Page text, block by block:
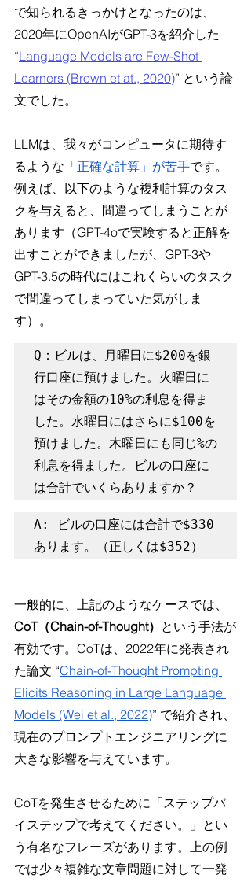
で知られるきっかけとなったのは、
2020年にOpenAIがGPT-3を紹介した
“Language Models are Few-Shot
Learners (Brown et at., 2020)” という論
文でした。
LLMは、我々がコンピュータに期待す
るような 「正確な計算」が苦手です。
例えば、以下のような複利計算のタス
クを与えると、間違ってしまうことが
あります（GPT-4oで実験すると正解を
出すことができましたが、GPT-3や
GPT-3.5の時代にはこれくらいのタスク
で間違ってしまっていた気がしま
す）。
Q：ビルは、月曜日に$200を銀
行口座に預けました。火曜日に
はその金額の10%の利息を得ま
した。水曜日にはさらに$100を
預けました。木曜日にも同じ%の
利息を得ました。ビルの口座に
は合計でいくらありますか？
A: ビルの口座には合計で$330
あります。（正しくは$352）
一般的に、上記のようなケースでは、
CoT（Chain-of-Thought） という手法が
有効です。CoTは、2022年に発表され
た論文 “Chain-of-Thought Prompting
Elicits Reasoning in Large Language
Models (Wei et al., 2022)” で紹介され、
現在のプロンプトエンジニアリングに
大きな影響を与えています。
CoTを発生させるために「ステップバ
イステップで考えてください。」とい
う有名なフレーズがあります。上の例
では少々複雑な文章問題に対して一発